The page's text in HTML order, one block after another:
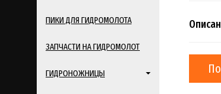
ПИКИ ДЛЯ ГИДРОМОЛОТА
ЗАПЧАСТИ НА ГИДРОМОЛОТ
ГИДРОНОЖНИЦЫ